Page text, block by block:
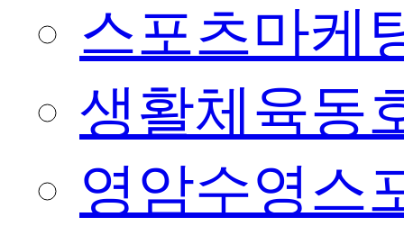
스포츠마케
생활체육동
영암수영스